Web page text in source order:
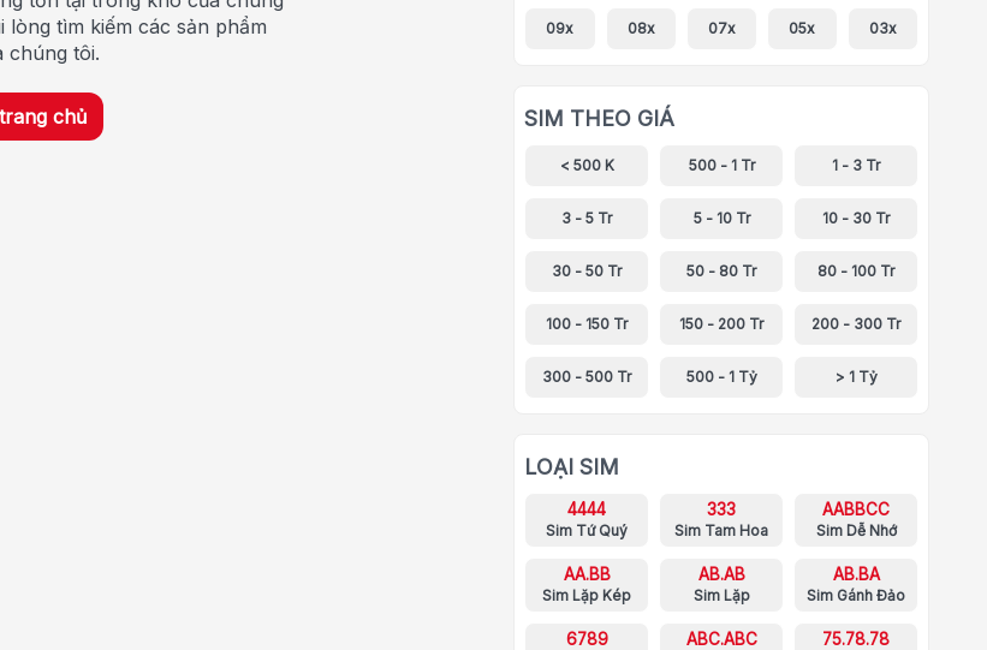
tìm kiếm các sản phẩm
chúng tôi.
chủ
09x 08x 07x 05x 03x
SIM THEO GIÁ
< 500 K 500 - 1 Tr 1 - 3 Tr
3 - 5 Tr 5 - 10 Tr 10 - 30 Tr
30 - 50 Tr 50 - 80 Tr 80 - 100 Tr
100 - 150 Tr 150 - 200 Tr 200 - 300 Tr
300 - 500 Tr 500 - 1 Tỷ > 1 Tỷ
LOẠI SIM
4444
Sim Tứ Quý
333
Sim Tam Hoa
AABBCC
Sim Dễ Nhớ
AA.BB
Sim Lặp Kép
AB.AB
Sim Lặp
AB.BA
Sim Gánh Đảo
6789 ABC.ABC 75.78.78